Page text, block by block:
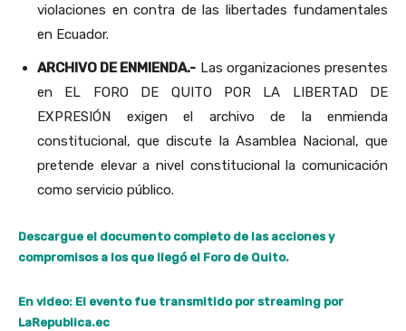
violaciones en contra de las libertades fundamentales
en Ecuador.
ARCHIVO DE ENMIENDA.- Las organizaciones presentes
en EL FORO DE QUITO POR LA LIBERTAD DE
EXPRESIÓN exigen el archivo de la enmienda
constitucional, que discute la Asamblea Nacional, que
pretende elevar a nivel constitucional la comunicación
como servicio público.
Descargue el documento completo de las acciones y
compromisos a los que llegó el Foro de Quito.
En video: El evento fue transmitido por streaming por
LaRepublica.ec